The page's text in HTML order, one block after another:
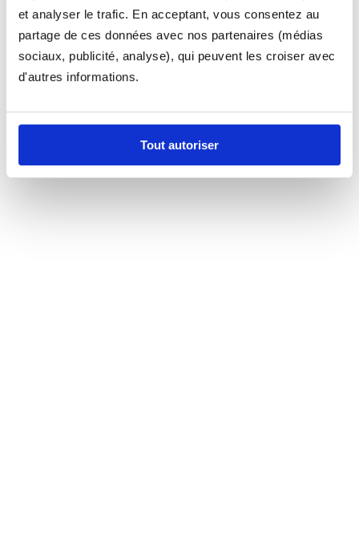
et analyser le trafic. En acceptant, vous consentez au
partage de ces données avec nos partenaires (médias
sociaux, publicité, analyse), qui peuvent les croiser avec
d'autres informations.
Tout autoriser